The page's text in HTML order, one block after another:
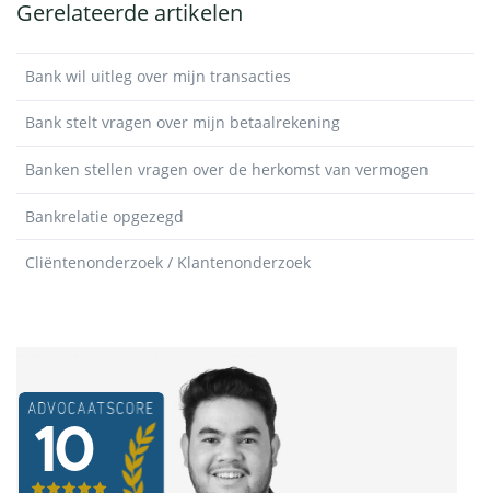
Gerelateerde artikelen
Bank wil uitleg over mijn transacties
Bank stelt vragen over mijn betaalrekening
Banken stellen vragen over de herkomst van vermogen
Bankrelatie opgezegd
Cliëntenonderzoek / Klantenonderzoek